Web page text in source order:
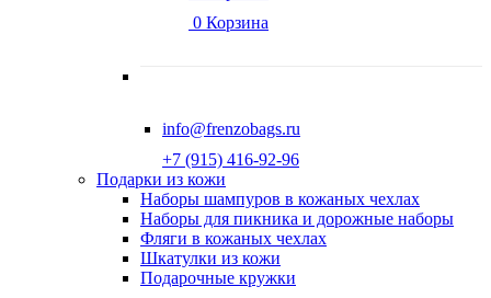
0 Корзина
info@frenzobags.ru
‭+7 (915) 416-92-96
Подарки из кожи
Наборы шампуров в кожаных чехлах
Наборы для пикника и дорожные наборы
Фляги в кожаных чехлах
Шкатулки из кожи
Подарочные кружки